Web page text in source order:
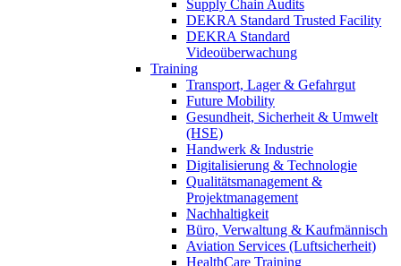
Supply Chain Audits
DEKRA Standard Trusted Facility
DEKRA Standard
Videoüberwachung
Training
Transport, Lager & Gefahrgut
Future Mobility
Gesundheit, Sicherheit & Umwelt
(HSE)
Handwerk & Industrie
Digitalisierung & Technologie
Qualitätsmanagement &
Projektmanagement
Nachhaltigkeit
Büro, Verwaltung & Kaufmännisch
Aviation Services (Luftsicherheit)
HealthCare Training